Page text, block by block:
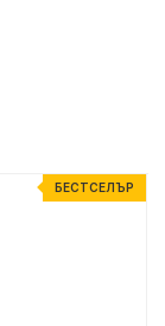
БЕСТСЕЛЪР